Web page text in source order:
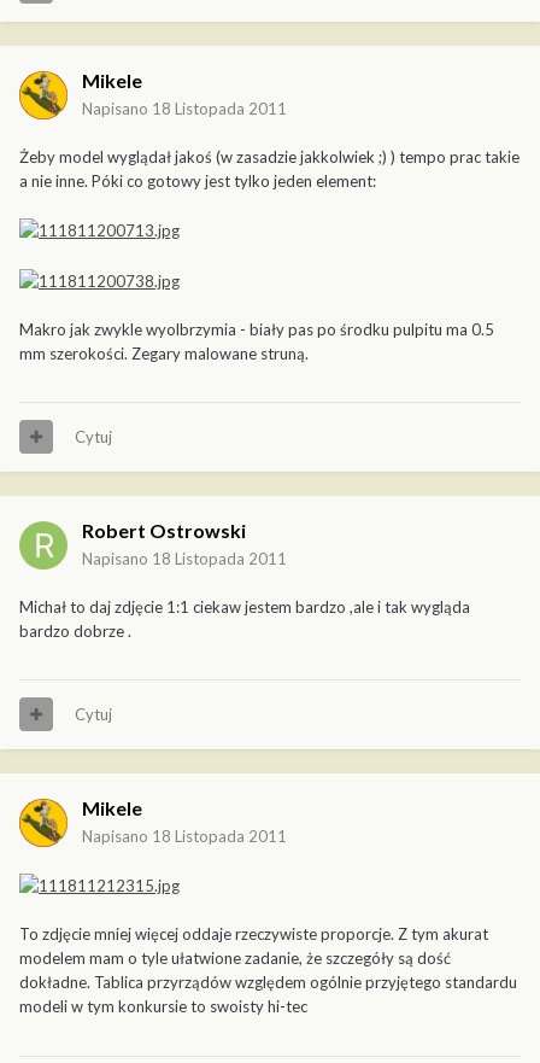
Mikele
Napisano 18 Listopada 2011
Żeby model wyglądał jakoś (w zasadzie jakkolwiek ;) ) tempo prac takie
a nie inne. Póki co gotowy jest tylko jeden element:
Makro jak zwykle wyolbrzymia - biały pas po środku pulpitu ma 0.5
mm szerokości. Zegary malowane struną.
Cytuj
Robert Ostrowski
Napisano 18 Listopada 2011
Michał to daj zdjęcie 1:1 ciekaw jestem bardzo ,ale i tak wygląda
bardzo dobrze .
Cytuj
Mikele
Napisano 18 Listopada 2011
To zdjęcie mniej więcej oddaje rzeczywiste proporcje. Z tym akurat
modelem mam o tyle ułatwione zadanie, że szczegóły są dość
dokładne. Tablica przyrządów względem ogólnie przyjętego standardu
modeli w tym konkursie to swoisty hi-tec